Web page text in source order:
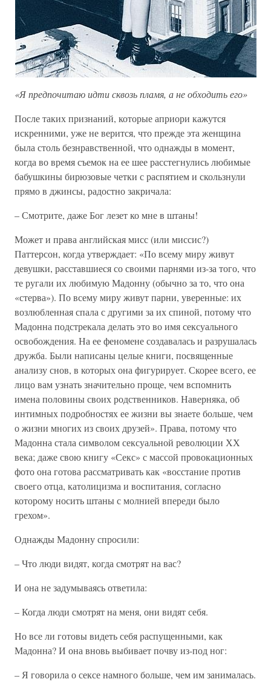
«Я предпочитаю идти сквозь пламя, а не обходить его»
После таких признаний, которые априори кажутся
искренними, уже не верится, что прежде эта женщина
была столь безнравственной, что однажды в момент,
когда во время съемок на ее шее расстегнулись любимые
бабушкины бирюзовые четки с распятием и скользнули
прямо в джинсы, радостно закричала:
– Смотрите, даже Бог лезет ко мне в штаны!
Может и права английская мисс (или миссис?)
Паттерсон, когда утверждает: «По всему миру живут
девушки, расставшиеся со своими парнями из-за того, что
те ругали их любимую Мадонну (обычно за то, что она
«стерва»). По всему миру живут парни, уверенные: их
возлюбленная спала с другими за их спиной, потому что
Мадонна подстрекала делать это во имя сексуального
освобождения. На ее феномене создавалась и разрушалась
дружба. Были написаны целые книги, посвященные
анализу снов, в которых она фигурирует. Скорее всего, ее
лицо вам узнать значительно проще, чем вспомнить
имена половины своих родственников. Наверняка, об
интимных подробностях ее жизни вы знаете больше, чем
о жизни многих из своих друзей». Права, потому что
Мадонна стала символом сексуальной революции ХХ
века; даже свою книгу «Секс» с массой провокационных
фото она готова рассматривать как «восстание против
своего отца, католицизма и воспитания, согласно
которому носить штаны с молнией впереди было
грехом».
Однажды Мадонну спросили:
– Что люди видят, когда смотрят на вас?
И она не задумываясь ответила:
– Когда люди смотрят на меня, они видят себя.
Но все ли готовы видеть себя распущенными, как
Мадонна? И она вновь выбивает почву из-под ног:
– Я говорила о сексе намного больше, чем им занималась.